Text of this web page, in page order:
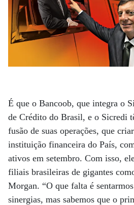
É que o Bancoob, que integra o
de Crédito do Brasil, e o Sicredi
fusão de suas operações, que
instituição financeira do País,
ativos em setembro. Com isso,
filiais brasileiras de gigantes
Morgan. “O que falta é
sinergias, mas sabemos que o